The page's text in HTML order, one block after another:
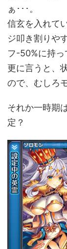
ぁ･･･。
信玄を入れて
ジ叩き割りや
フ-50%に持っ
更に言うと、
ので、むしろ
それか一時期
定？